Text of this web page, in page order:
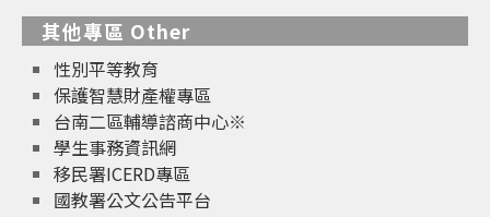
其他專區 Other
性別平等教育
保護智慧財產權專區
台南二區輔導諮商中心※
學生事務資訊網
移民署ICERD專區
國教署公文公告平台